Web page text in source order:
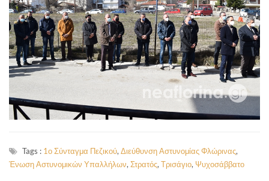
Tags : 1ο Σύνταγμα Πεζικού,Διεύθυνση Αστυνομίας Φλώρινας,
Ένωση Αστυνομικών Υπαλλήλων,Στρατός,Τρισάγιο, Ψυχοσάββατο